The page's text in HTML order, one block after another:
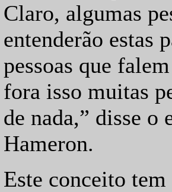
Claro, algumas
entenderão estas
pessoas que
fora isso muitas
de nada,” disse o
Hameron.
Este conceito tem